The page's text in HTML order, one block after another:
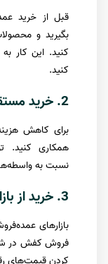
قبل از خرید
بگیرید و
کنید. این کار
کنید.
2. خرید مستقیم از تولیدکننده
برای کاهش
همکاری کنید.
نسبت به
3. خرید از بازارهای عمده‌فروشی
بازارهای
فروش کفش در